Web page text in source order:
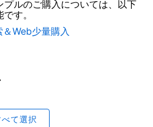
プルのご購入については、以下
す。
Web少量購入
て選択